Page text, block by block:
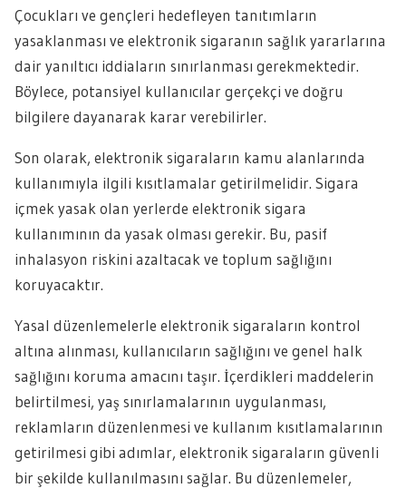
Çocukları ve gençleri hedefleyen tanıtımların
yasaklanması ve elektronik sigaranın sağlık yararlarına
dair yanıltıcı iddiaların sınırlanması gerekmektedir.
Böylece, potansiyel kullanıcılar gerçekçi ve doğru
bilgilere dayanarak karar verebilirler.
Son olarak, elektronik sigaraların kamu alanlarında
kullanımıyla ilgili kısıtlamalar getirilmelidir. Sigara
içmek yasak olan yerlerde elektronik sigara
kullanımının da yasak olması gerekir. Bu, pasif
inhalasyon riskini azaltacak ve toplum sağlığını
koruyacaktır.
Yasal düzenlemelerle elektronik sigaraların kontrol
altına alınması, kullanıcıların sağlığını ve genel halk
sağlığını koruma amacını taşır. İçerdikleri maddelerin
belirtilmesi, yaş sınırlamalarının uygulanması,
reklamların düzenlenmesi ve kullanım kısıtlamalarının
getirilmesi gibi adımlar, elektronik sigaraların güvenli
bir şekilde kullanılmasını sağlar. Bu düzenlemeler,